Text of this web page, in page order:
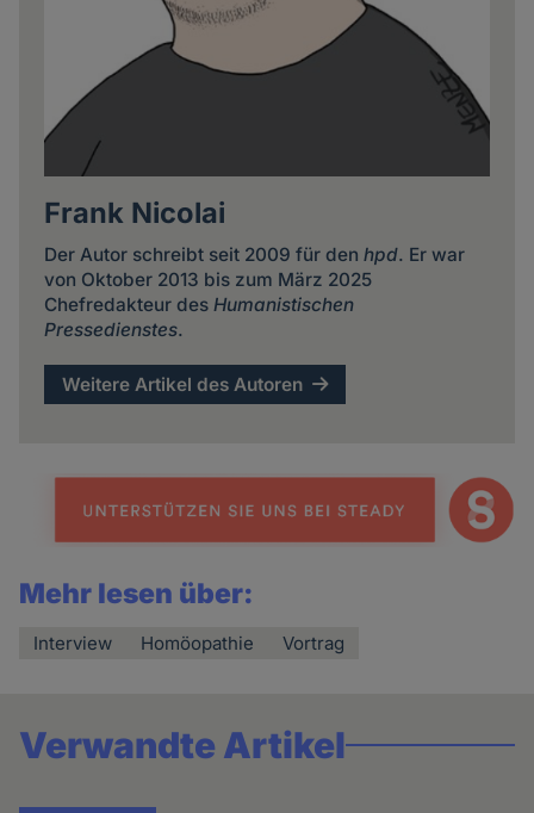
Frank Nicolai
Der Autor schreibt seit 2009 für den hpd. Er war
von Oktober 2013 bis zum März 2025
Chefredakteur des Humanistischen
Pressedienstes.
Weitere Artikel des Autoren
Mehr lesen über:
Interview Homöopathie Vortrag
Verwandte Artikel